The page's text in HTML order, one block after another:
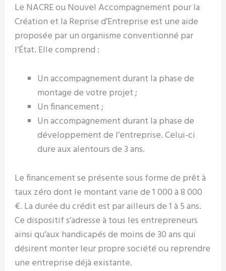
Le NACRE ou Nouvel Accompagnement pour la
Création et la Reprise d’Entreprise est une aide
proposée par un organisme conventionné par
l’État. Elle comprend :
Un accompagnement durant la phase de
montage de votre projet ;
Un financement ;
Un accompagnement durant la phase de
développement de l’entreprise. Celui-ci
dure aux alentours de 3 ans.
Le financement se présente sous forme de prêt à
taux zéro dont le montant varie de 1 000 à 8 000
€. La durée du crédit est par ailleurs de 1 à 5 ans.
Ce dispositif s’adresse à tous les entrepreneurs
ainsi qu’aux handicapés de moins de 30 ans qui
désirent monter leur propre société ou reprendre
une entreprise déjà existante.